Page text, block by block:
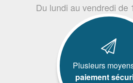
Du lundi au vendredi de
Plusieurs
paiement